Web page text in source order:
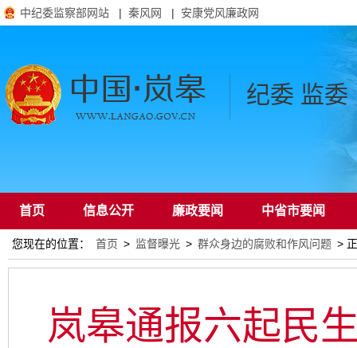
中纪委监察部网站 | 秦风网 | 安康党风廉政网
纪委 监委
首页 信息公开 廉政要闻 中省市要闻
通知公告
您现在的位置： 首页 > 监督曝光 > 群众身边的腐败和作风问题 >
岚皋通报六起民